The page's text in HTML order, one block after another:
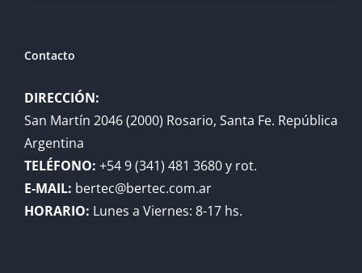
Contacto
DIRECCIÓN:
San Martín 2046 (2000) Rosario, Santa Fe. República
Argentina
TELÉFONO: +54 9 (341) 481 3680 y rot.
E-MAIL: bertec@bertec.com.ar
HORARIO: Lunes a Viernes: 8-17 hs.